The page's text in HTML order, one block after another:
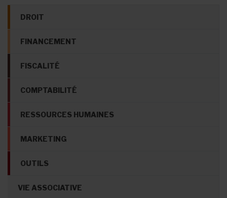
DROIT
FINANCEMENT
FISCALITÉ
COMPTABILITÉ
RESSOURCES HUMAINES
MARKETING
OUTILS
VIE ASSOCIATIVE